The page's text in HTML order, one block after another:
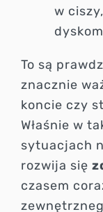
w
To są
znacznie
koncie czy
Właśnie w
sytuacjach
rozwija się
czasem